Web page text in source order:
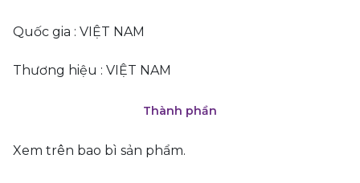
Quốc gia : VIỆT NAM
Thương hiệu : VIỆT NAM
Thành phần
Xem trên bao bì sản phẩm.